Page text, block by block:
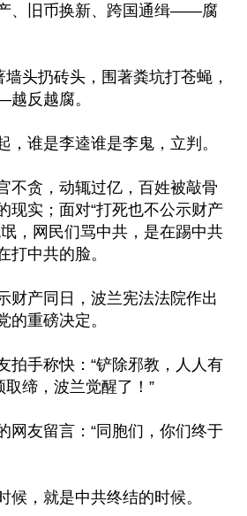
、旧币换新、跨国通缉——腐
墙头扔砖头，围著粪坑打苍蝇，
反越腐。
，谁是李逵谁是李鬼，立判。
不贪，动辄过亿，百姓被敲骨
现实；面对“打死也不公示财产
氓，网民们骂中共，是在踢中共
打中共的脸。
财产同日，波兰宪法法院作出
的重磅决定。
拍手称快：“铲除邪教，人人有
取缔，波兰觉醒了！”
网友留言：“同胞们，你们终于
候，就是中共终结的时候。